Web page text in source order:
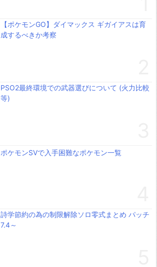
【ポケモンGO】ダイマックス ギガイアスは育
成するべきか考察
PSO2最終環境での武器選びについて (火力比較
等)
ポケモンSVで入手困難なポケモン一覧
詩学節約の為の制限解除ソロ零式まとめ パッチ
7.4～